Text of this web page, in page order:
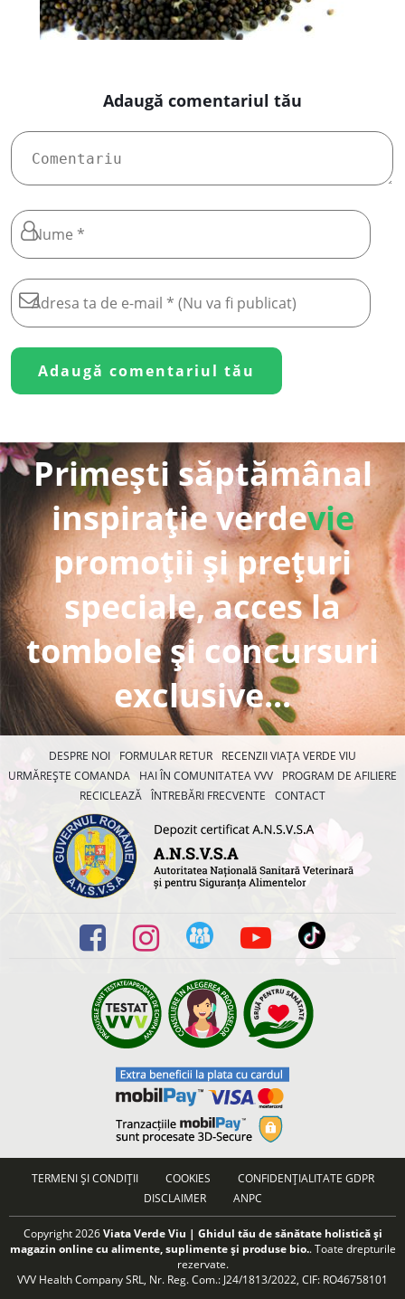
Adaugă comentariul tău
Primești săptămânal
inspirație verdevie
promoții și prețuri
speciale, acces la
tombole și concursuri
exclusive...
DESPRE NOI FORMULAR RETUR
RECENZII VIAȚA VERDE VIU
URMĂREȘTE COMANDA
HAI ÎN COMUNITATEA VVV
PROGRAM DE AFILIERE
RECICLEAZĂ ÎNTREBĂRI FRECVENTE CONTACT
TERMENI ȘI CONDIȚII COOKIES
CONFIDENȚIALITATE GDPR
DISCLAIMER
ANPC
Copyright 2026Viata Verde Viu | Ghidul tău de sănătate holistică și
magazin online cu alimente, suplimente și produse bio.. Toate drepturile
rezervate.
VVV Health Company SRL, Nr. Reg. Com.: J24/1813/2022, CIF: RO46758101